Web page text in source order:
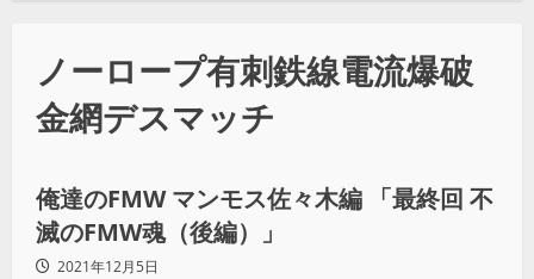
ノーロープ有刺鉄線電流爆破
金網デスマッチ
プロレス
俺達のFMW マンモス佐々木編 「最終回 不
滅のFMW魂（後編）」
2021年12月5日